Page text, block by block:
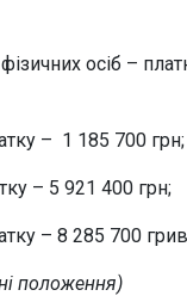
осіб –
– 1 185 700 грн;
– 5 921 400 грн;
– 8 285 700
положення)